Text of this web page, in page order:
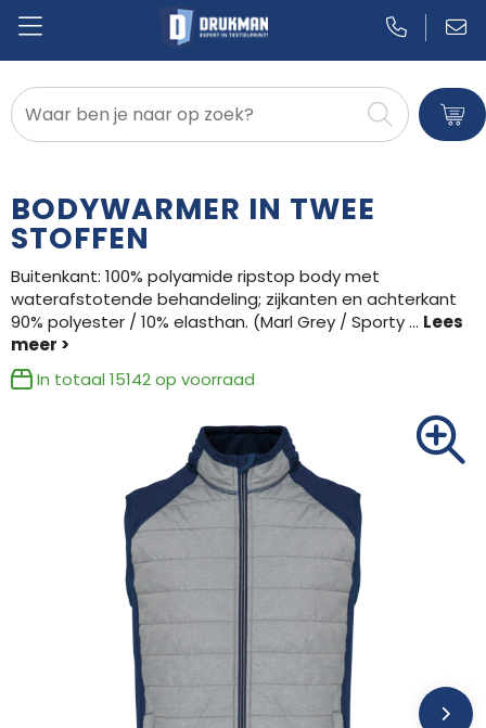
Badtextiel en Douche
Bodywarmers
Broeken en Rokken
Caps, Hoeden en Mutsen
Dekens, Fleecedekens en Kussens
Handschoenen en Sjaals
Kledingaccessoires
Ondergoed, Sokken en Nachtkleding
Overhemden
BODYWARMER IN TWEE
STOFFEN
Buitenkant: 100% polyamide ripstop body met
waterafstotende behandeling; zijkanten en achterkant
90% polyester / 10% elasthan. (Marl Grey / Sporty...
In totaal 15142op voorraad